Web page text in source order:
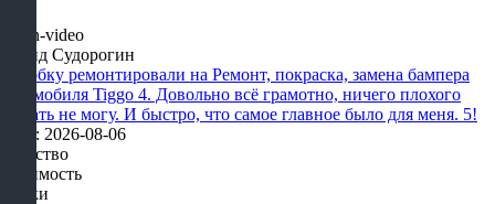
Давид Судорогин
Коробку ремонтировали на Ремонт, покраска, замена бампера
автомобиля Tiggo 4. Довольно всё грамотно, ничего плохого
сказать не могу. И быстро, что самое главное было для меня. 5!
Дата: 2026-08-06
Качество
Стоимость
Сроки